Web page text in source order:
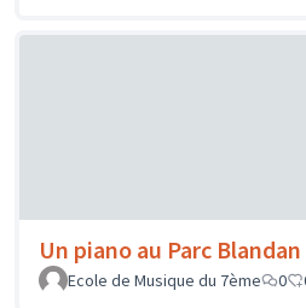
Un piano au Parc Blandan
Ecole de Musique du 7ème
0